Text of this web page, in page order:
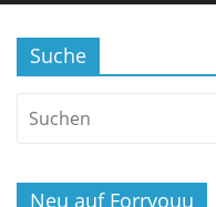
Suche
Neu auf Forryouu